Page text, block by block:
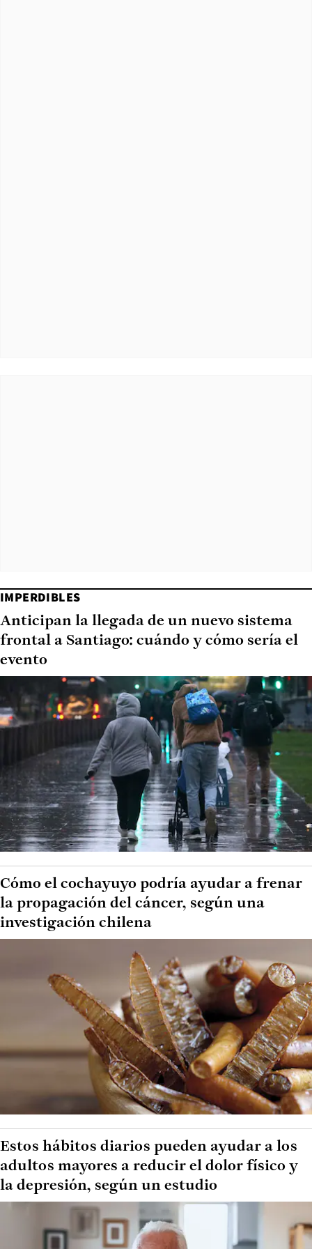
IMPERDIBLES
Anticipan la llegada de un nuevo sistema
frontal a Santiago: cuándo y cómo sería el
evento
Cómo el cochayuyo podría ayudar a frenar
la propagación del cáncer, según una
investigación chilena
Estos hábitos diarios pueden ayudar a los
adultos mayores a reducir el dolor físico y
la depresión, según un estudio